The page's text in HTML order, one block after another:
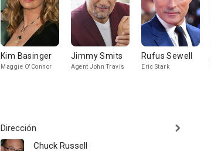
Kim Basinger
Maggie O'Connor
Jimmy Smits
Agent John Travis
Rufus Sewell
Eric Stark
Dirección
Chuck Russell